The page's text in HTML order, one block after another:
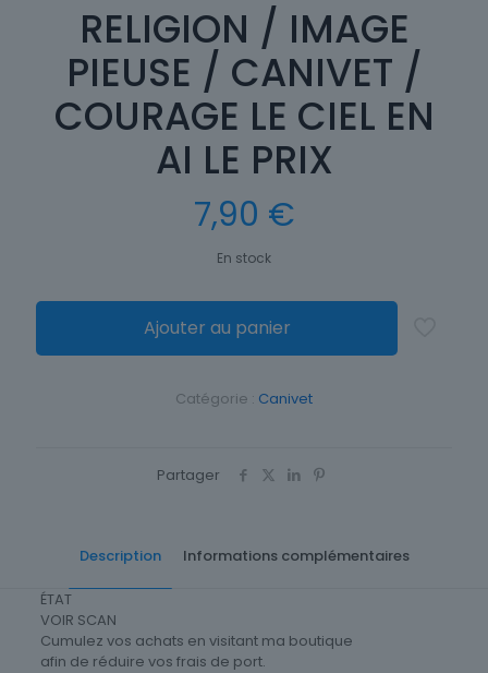
RELIGION / IMAGE
PIEUSE / CANIVET /
COURAGE LE CIEL EN
AI LE PRIX
7,90 €
En stock
Ajouter au panier
Catégorie : Canivet
Partager
Description Informations complémentaires
ÉTAT
VOIR SCAN
Cumulez vos achats en visitant ma boutique
afin de réduire vos frais de port.